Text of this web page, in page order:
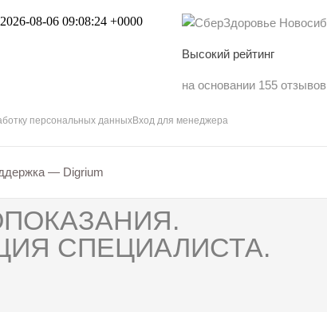
Высокий рейтинг
на основании 155 отзывов
персональных данныхВход для менеджера
— Digrium
СПЕЦИАЛИСТА.